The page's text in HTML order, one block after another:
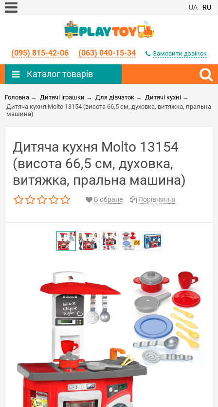
UA RU
(095) 815-42-06 (063) 040-15-34 Замовити дзвінок
Каталог товарів
Головна → Дитячі іграшки → Для дівчаток → Дитячі кухні →
Дитяча кухня Molto 13154 (висота 66,5 см, духовка, витяжка, пральна
машина)
Дитяча кухня Molto 13154
(висота 66,5 см, духовка,
витяжка, пральна машина)
В обране Порівняння